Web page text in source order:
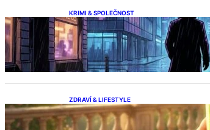
KRIMI & SPOLEČNOST
Případ daniel krutý: Kompletní
fakta a mýty
ZDRAVÍ & LIFESTYLE
Kate middleton váha: Zjistěte
tajemství její štíhlé linie